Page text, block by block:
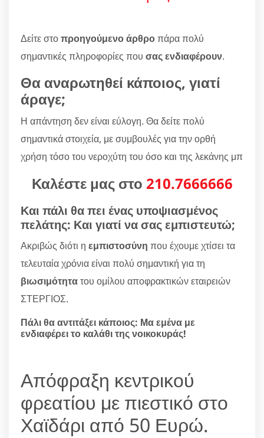
Δείτε στοπροηγούμενο άρθροπάρα πολύ
σημαντικές πληροφορίες που σας ενδιαφέρουν.
Θα αναρωτηθεί κάποιος, γιατί
άραγε;
Η απάντηση δεν είναι εύλογη. Θα δείτε πολύ
σημαντικά στοιχεία, με συμβουλές για την ορθή
χρήση τόσο του νεροχύτη του όσο και της λεκάνης μπ
Καλέστε μας στο 210.7666666
Και πάλι θα πει ένας υποψιασμένος
πελάτης: Και γιατί να σας εμπιστευτώ;
Ακριβώς διότι η εμπιστοσύνη που έχουμε χτίσει τα
τελευταία χρόνια είναι πολύ σημαντική για τη
βιωσιμότητατου ομίλου αποφρακτικών εταιρειών
ΣΤΕΡΓΙΟΣ.
Πάλι θα αντιτάξει κάποιος: Μα εμένα με
ενδιαφέρει το καλάθι της νοικοκυράς!
Απόφραξη κεντρικού
φρεατίου με πιεστικό στο
Χαϊδάρι από 50 Ευρώ.